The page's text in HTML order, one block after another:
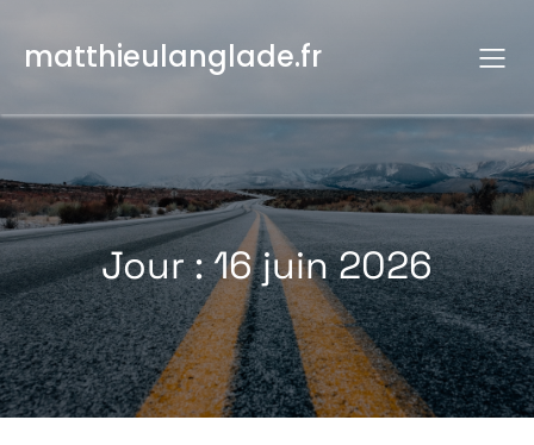
contenu
matthieulanglade.fr
Jour :16 juin 2026